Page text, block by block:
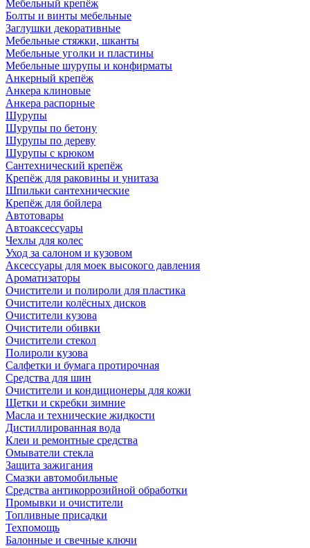
Мебельный крепёж
Болты и винты мебельные
Заглушки декоративные
Мебельные стяжки, шканты
Мебельные уголки и пластины
Мебельные шурупы и конфирматы
Анкерный крепёж
Анкера клиновые
Анкера распорные
Шурупы
Шурупы по бетону
Шурупы по дереву
Шурупы с крюком
Сантехнический крепёж
Крепёж для раковины и унитаза
Шпильки сантехнические
Крепёж для бойлера
Автотовары
Автоаксессуары
Чехлы для колес
Уход за салоном и кузовом
Аксессуары для моек высокого давления
Ароматизаторы
Очистители и полироли для пластика
Очистители колёсных дисков
Очистители кузова
Очистители обивки
Очистители стекол
Полироли кузова
Салфетки и бумага протирочная
Средства для шин
Очистители и кондиционеры для кожи
Щетки и скребки зимние
Масла и технические жидкости
Дистиллированная вода
Клеи и ремонтные средства
Омыватели стекла
Защита зажигания
Смазки автомобильные
Средства антикоррозийной обработки
Промывки и очистители
Топливные присадки
Техпомощь
Балонные и свечные ключи